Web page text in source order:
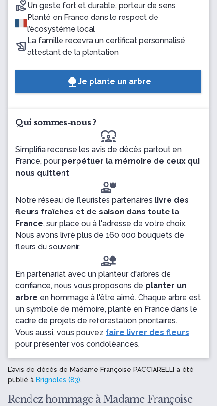
Un geste fort et durable, porteur de sens
Planté en France dans le respect de
l’écosystème local
La famille recevra un certificat personnalisé
attestant de la plantation
Je plante un arbre
Qui sommes-nous ?
diversity_1
Simplifia recense les avis de décès partout en
France, pour perpétuer la mémoire de ceux qui
nous quittent
Notre réseau de fleuristes partenaires livre des
fleurs fraîches et de saison dans toute la
France, sur place ou à l'adresse de votre choix.
Nous avons livré plus de 160 000 bouquets de
fleurs du souvenir.
En partenariat avec un planteur d'arbres de
confiance, nous vous proposons de planter un
arbre en hommage à l'être aimé. Chaque arbre est
un symbole de mémoire, planté en France dans le
cadre de projets de reforestation prioritaires.
Vous aussi, vous pouvez faire livrer des fleurs
pour présenter vos condoléances.
L’avis de décès de Madame Françoise PACCIARELLI a été
publié à Brignoles (83).
Rendez hommage à Madame Françoise